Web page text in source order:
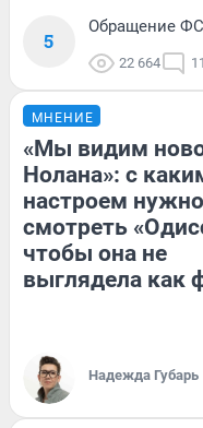
5
Обращение
22 664
МНЕНИЕ
«Мы видим
Нолана»: с
настроем нужно
смотреть
чтобы она не
выглядела как
Надежда Губарь